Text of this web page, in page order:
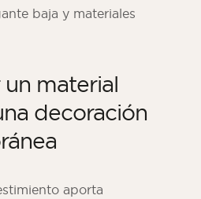
baja y materiales
material
decoración
aporta